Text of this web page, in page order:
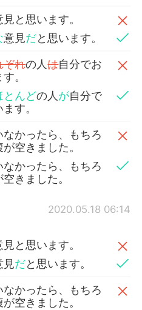
見と思います。
意見だと思います。
ぞれの人は自分でお
。
とんどの人 が自分で
す。
かったら、もちろ
空きました。
かったら、もちろ
きました。
2020.05.18 06:14
と思います。
見だと思います。
かったら、もちろ
空きました。